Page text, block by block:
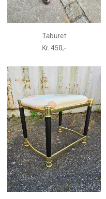
Taburet
Kr. 450,-